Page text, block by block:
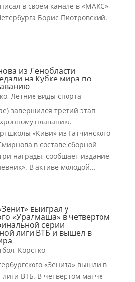
в своём канале в «МАКС»
Борис Пиотровский.
из Ленобласти
на Кубке мира по
, Летние виды спорта
завершился третий этап
плаванию.
«Киви» из Гатчинского
в составе сборной
награды, сообщает издание
В активе молодой...
выиграл у
«Уралмаша» в четвертом
серии
лиги ВТБ и вышел в
, Коротко
«Зенита» вышли в
ВТБ. В четвертом матче